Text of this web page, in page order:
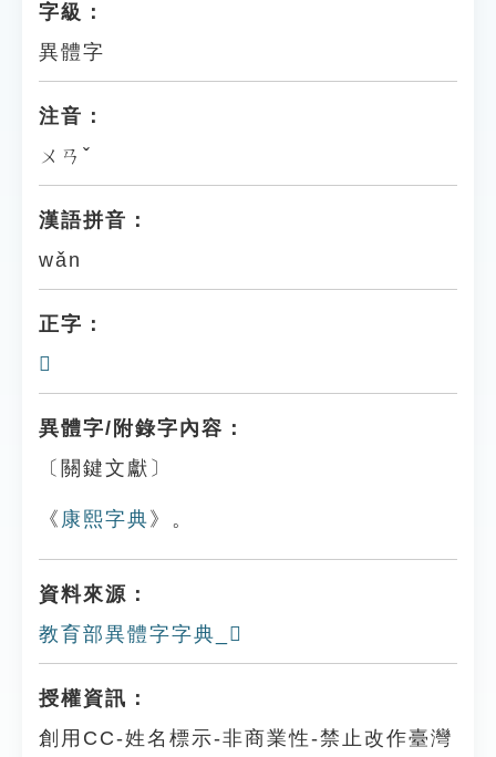
字級：
異體字
注音：
ㄨㄢˇ
漢語拼音：
wǎn
正字：
𩎺
異體字/附錄字內容：
〔關鍵文獻〕
《 康熙字典 》。
資料來源：
教育部異體字字典_𩎝
授權資訊：
創用CC-姓名標示-非商業性-禁止改作臺灣